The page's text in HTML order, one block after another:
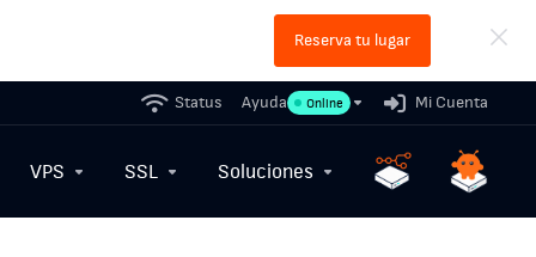
Reserva tu lugar
Status Ayuda Online Mi Cuenta
VPS SSL Soluciones